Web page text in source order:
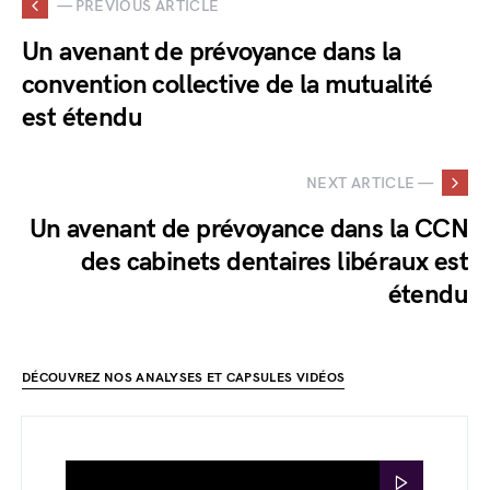
— PREVIOUS ARTICLE
Un avenant de prévoyance dans la
convention collective de la mutualité
est étendu
NEXT ARTICLE —
Un avenant de prévoyance dans la CCN
des cabinets dentaires libéraux est
étendu
DÉCOUVREZ NOS ANALYSES ET CAPSULES VIDÉOS